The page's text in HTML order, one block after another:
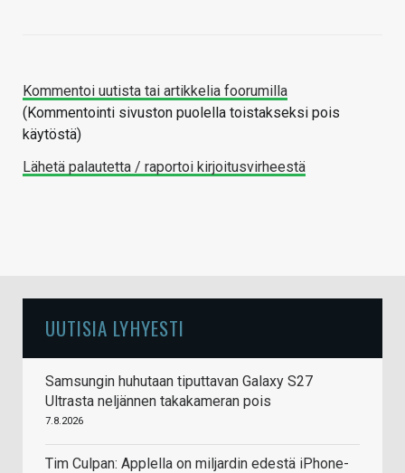
Kommentoi uutista tai artikkelia foorumilla
(Kommentointi sivuston puolella toistakseksi pois
käytöstä)
Lähetä palautetta / raportoi kirjoitusvirheestä
UUTISIA LYHYESTI
Samsungin huhutaan tiputtavan Galaxy S27
Ultrasta neljännen takakameran pois
7.8.2026
Tim Culpan: Applella on miljardin edestä iPhone-